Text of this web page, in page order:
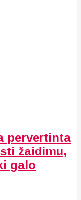
pervertinta
žaidimu,
galo